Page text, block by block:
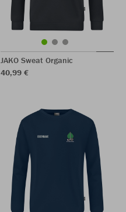
JAKO Sweat Organic
40,99 €